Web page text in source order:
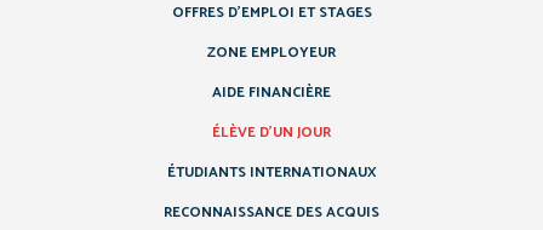
OFFRES D’EMPLOI ET STAGES
ZONE EMPLOYEUR
AIDE FINANCIÈRE
ÉLÈVE D’UN JOUR
ÉTUDIANTS INTERNATIONAUX
RECONNAISSANCE DES ACQUIS